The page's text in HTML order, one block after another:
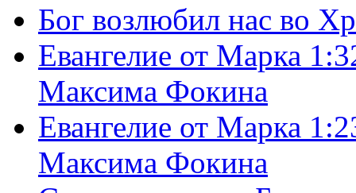
Бог возлюбил нас во
Евангелие от Марка
Максима Фокина
Евангелие от Марка
Максима Фокина